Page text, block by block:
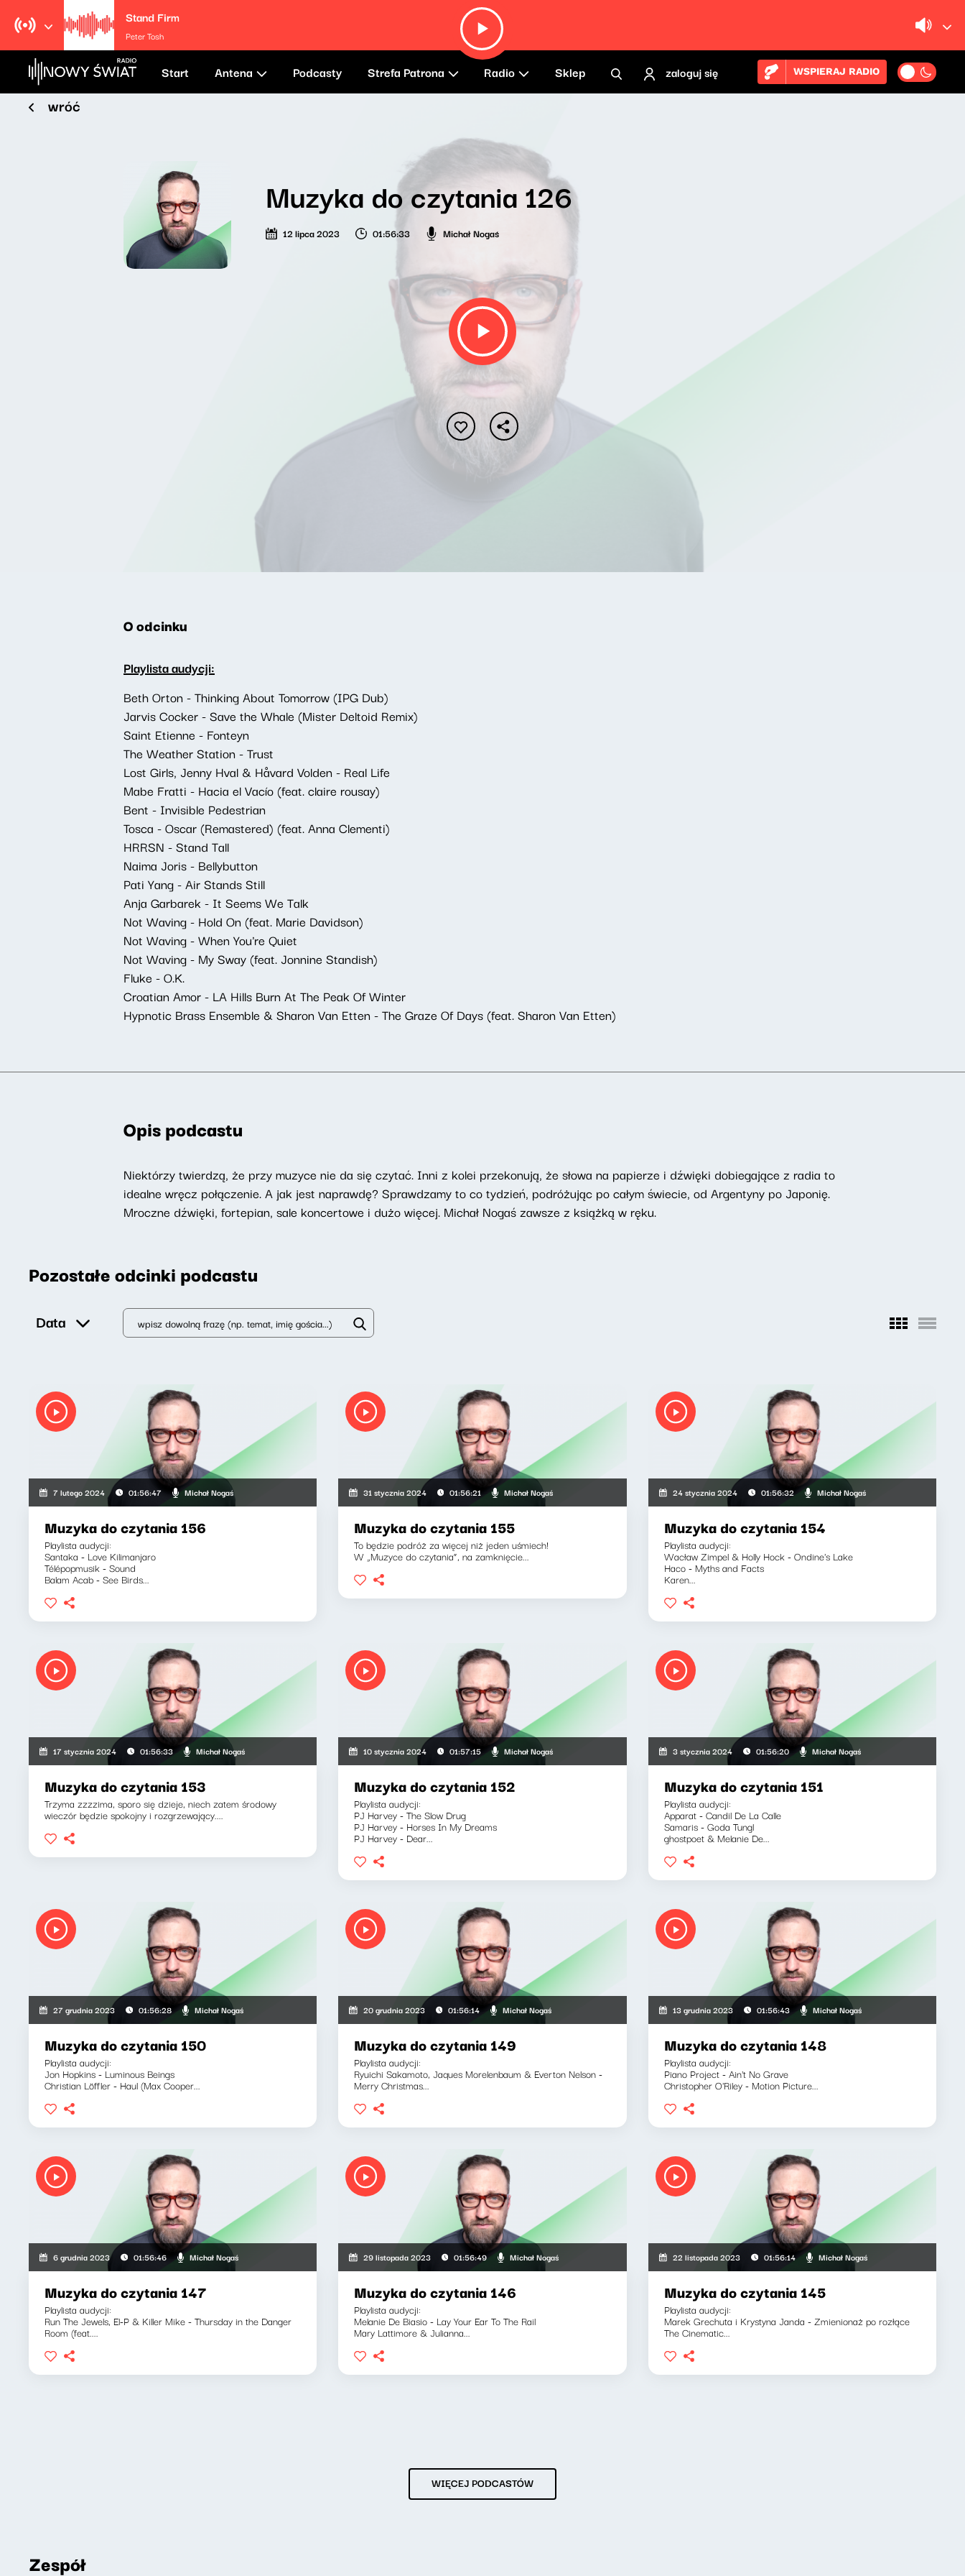
Stand Firm
Peter Tosh
Start Antena Podcasty Strefa Patrona Radio Sklep zaloguj się WSPIERAJ RADIO
wróć
Muzyka do czytania 126
12 lipca 2023 01:56:33 Michał Nogaś
O odcinku
Playlista audycji:
Beth Orton - Thinking About Tomorrow (IPG Dub)
Jarvis Cocker - Save the Whale (Mister Deltoid Remix)
Saint Etienne - Fonteyn
The Weather Station - Trust
Lost Girls, Jenny Hval & Håvard Volden - Real Life
Mabe Fratti - Hacia el Vacío (feat. claire rousay)
Bent - Invisible Pedestrian
Tosca - Oscar (Remastered) (feat. Anna Clementi)
HRRSN - Stand Tall
Naima Joris - Bellybutton
Pati Yang - Air Stands Still
Anja Garbarek - It Seems We Talk
Not Waving - Hold On (feat. Marie Davidson)
Not Waving - When You're Quiet
Not Waving - My Sway (feat. Jonnine Standish)
Fluke - O.K.
Croatian Amor - LA Hills Burn At The Peak Of Winter
Hypnotic Brass Ensemble & Sharon Van Etten - The Graze Of Days (feat. Sharon Van Etten)
Opis podcastu
Niektórzy twierdzą, że przy muzyce nie da się czytać. Inni z kolei przekonują, że słowa na papierze i dźwięki dobiegające z radia to
idealne wręcz połączenie. A jak jest naprawdę? Sprawdzamy to co tydzień, podróżując po całym świecie, od Argentyny po Japonię.
Mroczne dźwięki, fortepian, sale koncertowe i dużo więcej. Michał Nogaś zawsze z książką w ręku.
Pozostałe odcinki podcastu
Data
7 lutego 2024 01:56:47 Michał Nogaś
Muzyka do czytania 156
Playlista audycji:
Santaka - Love Kilimanjaro
Télépopmusik - Sound
Balam Acab - See Birds...
31 stycznia 2024 01:56:21 Michał Nogaś
Muzyka do czytania 155
To będzie podróż za więcej niż jeden uśmiech!
W „Muzyce do czytania”, na zamknięcie...
24 stycznia 2024 01:56:32 Michał Nogaś
Muzyka do czytania 154
Playlista audycji:
Wacław Zimpel & Holly Hock - Ondine's Lake
Haco - Myths and Facts
Karen...
17 stycznia 2024 01:56:33 Michał Nogaś
Muzyka do czytania 153
Trzyma zzzzima, sporo się dzieje, niech zatem środowy
wieczór będzie spokojny i rozgrzewający....
10 stycznia 2024 01:57:15 Michał Nogaś
Muzyka do czytania 152
Playlista audycji:
PJ Harvey - The Slow Drug
PJ Harvey - Horses In My Dreams
PJ Harvey - Dear...
3 stycznia 2024 01:56:20 Michał Nogaś
Muzyka do czytania 151
Playlista audycji:
Apparat - Candil De La Calle
Samaris - Goda Tungl
ghostpoet & Melanie De...
27 grudnia 2023 01:56:28 Michał Nogaś
Muzyka do czytania 150
Playlista audycji:
Jon Hopkins - Luminous Beings
Christian Löffler - Haul (Max Cooper...
20 grudnia 2023 01:56:14 Michał Nogaś
Muzyka do czytania 149
Playlista audycji:
Ryuichi Sakamoto, Jaques Morelenbaum & Everton Nelson -
Merry Christmas...
13 grudnia 2023 01:56:43 Michał Nogaś
Muzyka do czytania 148
Playlista audycji:
Piano Project - Ain't No Grave
Christopher O'Riley - Motion Picture...
6 grudnia 2023 01:56:46 Michał Nogaś
Muzyka do czytania 147
Playlista audycji:
Run The Jewels, El-P & Killer Mike - Thursday in the Danger
Room (feat....
29 listopada 2023 01:56:49 Michał Nogaś
Muzyka do czytania 146
Playlista audycji:
Melanie De Biasio - Lay Your Ear To The Rail
Mary Lattimore & Julianna...
22 listopada 2023 01:56:14 Michał Nogaś
Muzyka do czytania 145
Playlista audycji:
Marek Grechuta i Krystyna Janda - Zmienionaż po rozłące
The Cinematic...
WIĘCEJ PODCASTÓW
Zespół